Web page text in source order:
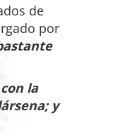
de
por
la
y